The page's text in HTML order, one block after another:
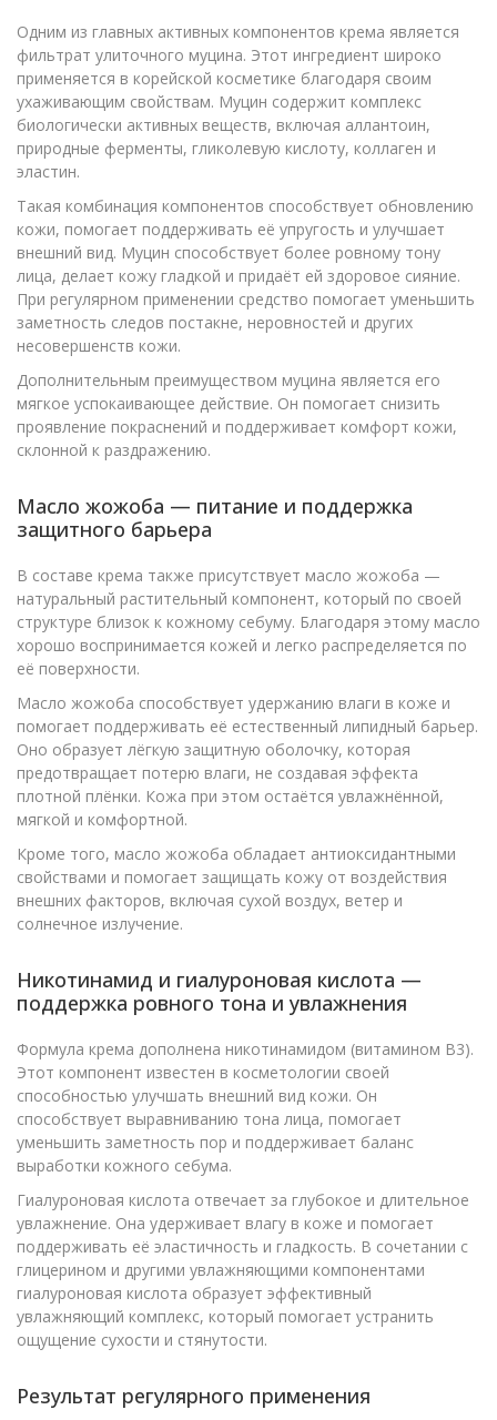
Одним из главных активных компонентов крема является
фильтрат улиточного муцина. Этот ингредиент широко
применяется в корейской косметике благодаря своим
ухаживающим свойствам. Муцин содержит комплекс
биологически активных веществ, включая аллантоин,
природные ферменты, гликолевую кислоту, коллаген и
эластин.
Такая комбинация компонентов способствует обновлению
кожи, помогает поддерживать её упругость и улучшает
внешний вид. Муцин способствует более ровному тону
лица, делает кожу гладкой и придаёт ей здоровое сияние.
При регулярном применении средство помогает уменьшить
заметность следов постакне, неровностей и других
несовершенств кожи.
Дополнительным преимуществом муцина является его
мягкое успокаивающее действие. Он помогает снизить
проявление покраснений и поддерживает комфорт кожи,
склонной к раздражению.
Масло жожоба — питание и поддержка
защитного барьера
В составе крема также присутствует масло жожоба —
натуральный растительный компонент, который по своей
структуре близок к кожному себуму. Благодаря этому масло
хорошо воспринимается кожей и легко распределяется по
её поверхности.
Масло жожоба способствует удержанию влаги в коже и
помогает поддерживать её естественный липидный барьер.
Оно образует лёгкую защитную оболочку, которая
предотвращает потерю влаги, не создавая эффекта
плотной плёнки. Кожа при этом остаётся увлажнённой,
мягкой и комфортной.
Кроме того, масло жожоба обладает антиоксидантными
свойствами и помогает защищать кожу от воздействия
внешних факторов, включая сухой воздух, ветер и
солнечное излучение.
Никотинамид и гиалуроновая кислота —
поддержка ровного тона и увлажнения
Формула крема дополнена никотинамидом (витамином B3).
Этот компонент известен в косметологии своей
способностью улучшать внешний вид кожи. Он
способствует выравниванию тона лица, помогает
уменьшить заметность пор и поддерживает баланс
выработки кожного себума.
Гиалуроновая кислота отвечает за глубокое и длительное
увлажнение. Она удерживает влагу в коже и помогает
поддерживать её эластичность и гладкость. В сочетании с
глицерином и другими увлажняющими компонентами
гиалуроновая кислота образует эффективный
увлажняющий комплекс, который помогает устранить
ощущение сухости и стянутости.
Результат регулярного применения